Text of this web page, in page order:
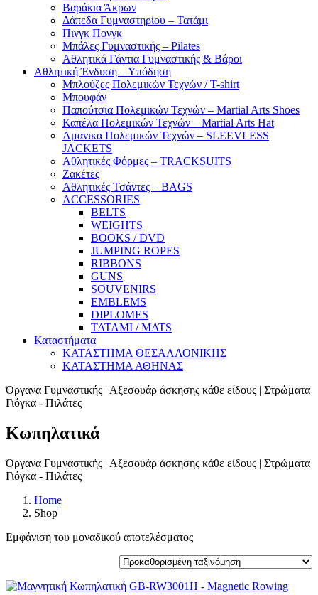
Βαράκια Άκρων
Δάπεδα Γυμναστηρίου – Τατάμι
Πινγκ Πονγκ
Μπάλες Γυμναστικής – Pilates
Αθλητικά Γάντια Γυμναστικής & Βάροι
Αθλητική Ένδυση – Υπόδηση
Μπλούζες Πολεμικών Τεχνών / T-shirt
Μπουφάν
Παπούτσια Πολεμικών Τεχνών – Martial Arts Shoes
Καπέλα Πολεμικών Τεχνών – Martial Arts Hat
Αμανικα Πολεμικών Τεχνών – SLEEVLESS
JACKETS
Αθλητικές Φόρμες – TRACKSUITS
Ζακέτες
Αθλητικές Τσάντες – BAGS
ACCESSORIES
BELTS
WEIGHTS
BOOKS / DVD
JUMPING ROPES
RIBBONS
GUNS
SOUVENIRS
EMBLEMS
DIPLOMES
TATAMI / MATS
Καταστήματα
ΚΑΤΑΣΤΗΜΑ ΘΕΣΑΛΛΟΝΙΚΗΣ
ΚΑΤΑΣΤΗΜΑ ΑΘΗΝΑΣ
Όργανα Γυμναστικής | Αξεσουάρ άσκησης κάθε είδους | Στρώματα
Γιόγκα - Πιλάτες
Κωπηλατικά
Όργανα Γυμναστικής | Αξεσουάρ άσκησης κάθε είδους | Στρώματα
Γιόγκα - Πιλάτες
Home
Shop
Εμφάνιση του μοναδικού αποτελέσματος